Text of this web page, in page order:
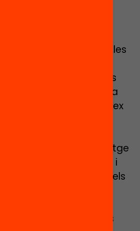
fer-lo confluir amb el
al sistema
amb les
duent a terme a les
universitàries.
entre moltes altres
amb la ponència
Mayor Zaragoza, ex
la UNESCO. Propòsit
món complex,
d’aprenentatge
reptes de l’avaluació, i
el canvi educatiu, són els
principals de
diversos grups de
més concrets